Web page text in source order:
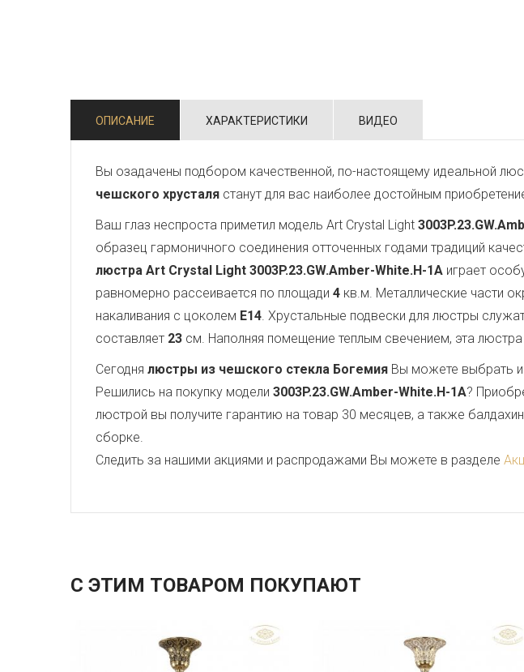
ОПИСАНИЕ ХАРАКТЕРИСТИКИ ВИДЕО
Вы озадачены подбором качественной, по-настоящему идеальной
чешского хрусталя станут для вас наиболее достойным
Ваш глаз неспроста приметил модель Art Crystal Light
образец гармоничного соединения отточенных годами традиций
люстра Art Crystal Light 3003P.23.GW.Amber-White.H-1A играет
равномерно рассеивается по площади 4 кв.м. Металлические части
накаливания с цоколем E14. Хрустальные подвески для люстры
составляет 23 см. Наполняя помещение теплым свечением, эта
Сегодня люстры из чешского стекла Богемия Вы можете выбрать и
Решились на покупку модели 3003P.23.GW.Amber-White.H-1A?
люстрой вы получите гарантию на товар 30 месяцев, а также
сборке.
Следить за нашими акциями и распродажами Вы можете в разделе
С ЭТИМ ТОВАРОМ ПОКУПАЮТ